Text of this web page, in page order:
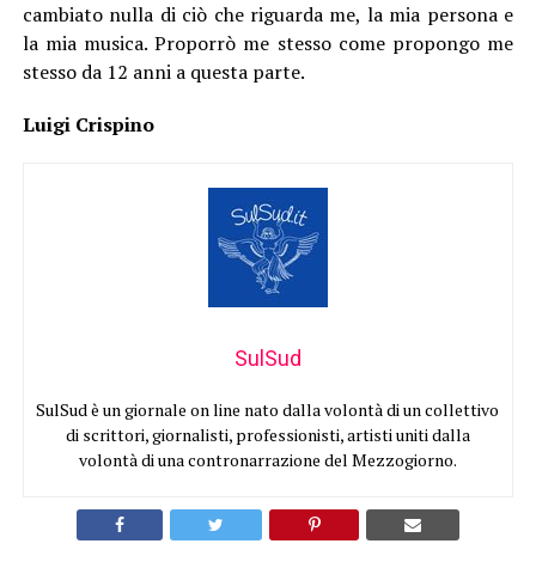
cambiato nulla di ciò che riguarda me, la mia persona e
la mia musica. Proporrò me stesso come propongo me
stesso da 12 anni a questa parte.
Luigi Crispino
SulSud
SulSud è un giornale on line nato dalla volontà di un collettivo
di scrittori, giornalisti, professionisti, artisti uniti dalla
volontà di una contronarrazione del Mezzogiorno.